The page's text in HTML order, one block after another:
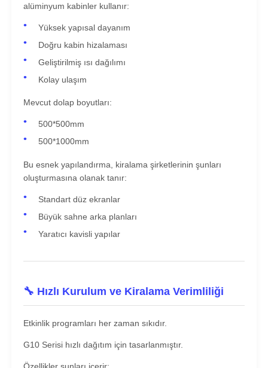
alüminyum kabinler kullanır:
Yüksek yapısal dayanım
Doğru kabin hizalaması
Geliştirilmiş ısı dağılımı
Kolay ulaşım
Mevcut dolap boyutları:
500*500mm
500*1000mm
Bu esnek yapılandırma, kiralama şirketlerinin şunları
oluşturmasına olanak tanır:
Standart düz ekranlar
Büyük sahne arka planları
Yaratıcı kavisli yapılar
🔧 Hızlı Kurulum ve Kiralama Verimliliği
Etkinlik programları her zaman sıkıdır.
G10 Serisi hızlı dağıtım için tasarlanmıştır.
Özellikler şunları içerir: